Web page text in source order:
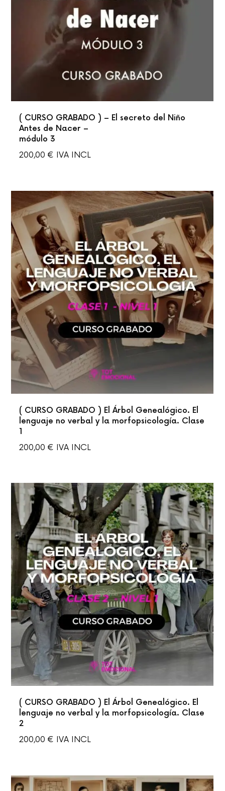
( CURSO GRABADO ) – El secreto del Niño
Antes de Nacer –
módulo 3
200,00 € IVA INCL
( CURSO GRABADO ) El Árbol Genealógico. El
lenguaje no verbal y la morfopsicología. Clase
1
200,00 € IVA INCL
( CURSO GRABADO ) El Árbol Genealógico. El
lenguaje no verbal y la morfopsicología. Clase
2
200,00 € IVA INCL